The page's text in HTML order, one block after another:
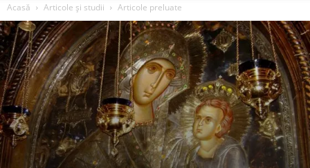
Acasă
Articole şi studii Articole preluate